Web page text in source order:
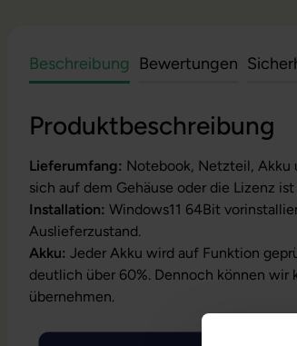
Beschreibung Bewertungen
Produktbeschreibung
Lieferumfang: Notebook, Netzteil, Akku
sich auf dem Gehäuse oder die Lizenz
Installation: Windows11 64Bit
Auslieferzustand.
Akku: Jeder Akku wird auf Funktion
deutlich über 60%. Dennoch können
übernehmen.